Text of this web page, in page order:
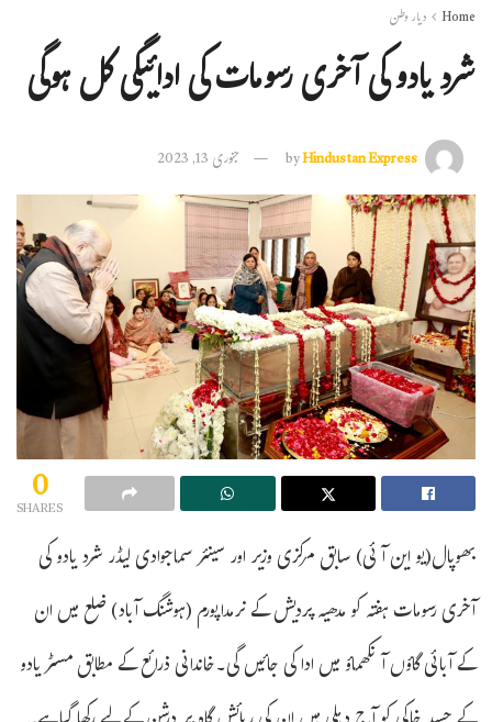
Home دیار وطن
شرد یادو کی آخری رسومات کی ادائیگی کل ہوگی
byHindustan Express جنوری 13, 2023
0
SHARES
بھوپال(یو این آئی) سابق مرکزی وزیر اور سینئر سماجوادی لیڈر شرد یادو کی
آخری رسومات ہفتہ کو مدھیہ پردیش کے نرمداپورم (ہوشنگ آباد) ضلع میں ان
کے آبائی گاؤں آنکھماؤ میں ادا کی جائیں گی۔خاندانی ذرائع کے مطابق مسٹر یادو